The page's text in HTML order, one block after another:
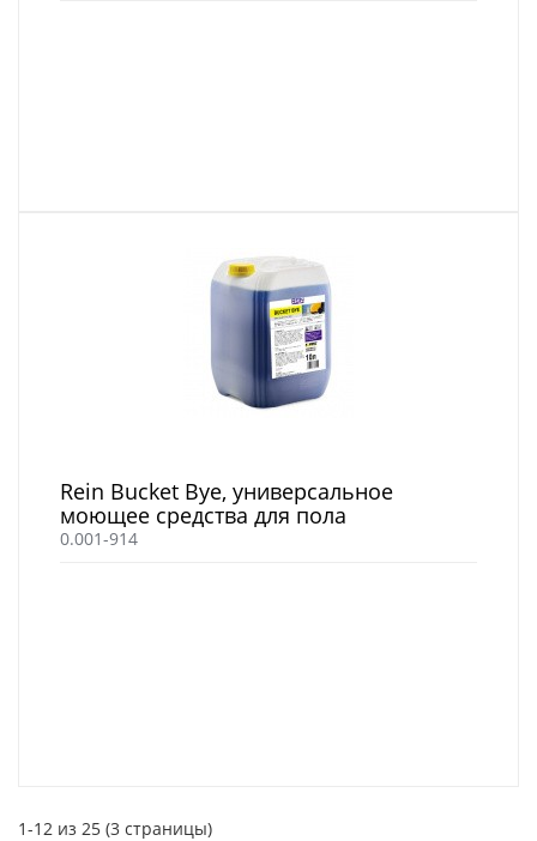
Rein Bucket Bye, универсальное
моющее средства для пола
0.001-914
1-12 из 25 (3 страницы)